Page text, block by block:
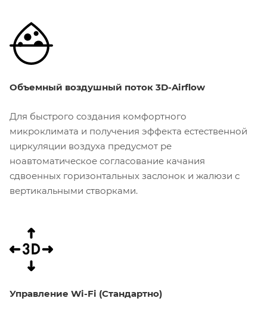
Объемный воздушный поток 3D-Airflow
Для быстрого создания комфортного
микроклимата и получения эффекта естественной
циркуляции воздуха предусмот ре
ноавтоматическое согласование качания
сдвоенных горизонтальных заслонок и жалюзи с
вертикальными створками.
Управление Wi-Fi (Стандартно)